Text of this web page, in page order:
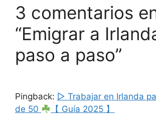
3 comentarios
“Emigrar a
paso a paso”
Pingback: ▷ Trabajar en Irlanda
de 50
【 Guía 2025 】